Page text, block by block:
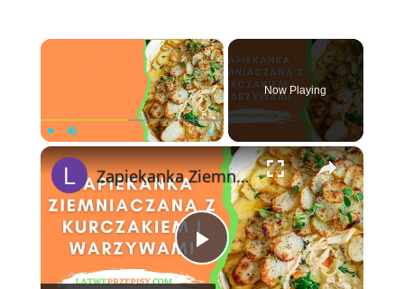
×
Fullscreen
Now Playing
×
Play
Zapiekanka Ziemniaczana z Kurczakiem i Warzywami - LatwePrzepisy.com